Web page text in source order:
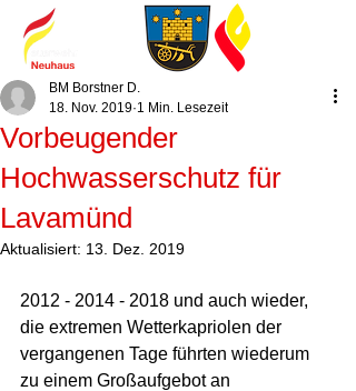
Vorbeugender
Hochwasserschutz für
Lavamünd
BM Borstner D.
18. Nov. 2019 1 Min. Lesezeit
Aktualisiert: 13. Dez. 2019
2012 - 2014 - 2018 und auch wieder,
die extremen Wetterkapriolen der
vergangenen Tage führten wiederum
zu einem Großaufgebot an